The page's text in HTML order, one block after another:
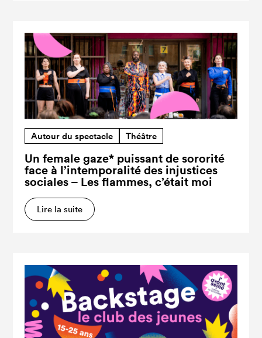
Autour du spectacle Théâtre
Un female gaze* puissant de sororité
face à l’intemporalité des injustices
sociales – Les flammes, c’était moi
Lire la suite